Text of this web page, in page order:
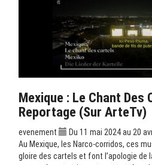
Mexique : Le Chant Des
Reportage (sur ArteTv)
evenement
Du 11 mai 2024 au 20
Au Mexique, les Narco-corridos, ces
gloire des cartels et font l’apologie de